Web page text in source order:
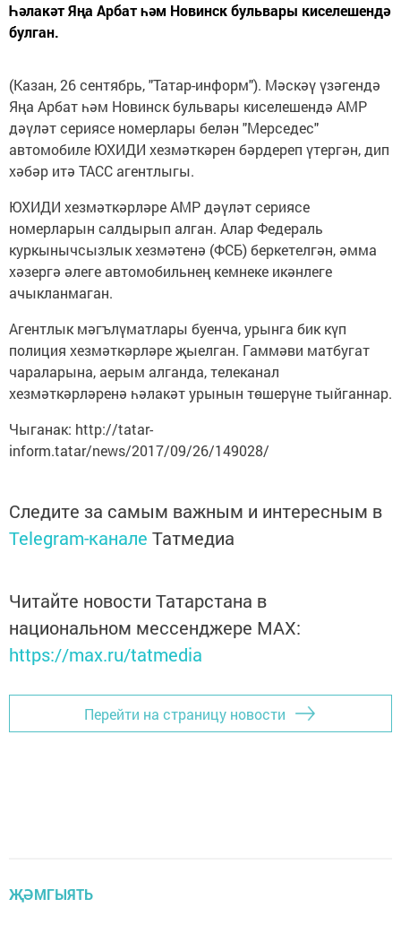
Һәлакәт Яңа Арбат һәм Новинск бульвары киселешендә
булган.
(Казан, 26 сентябрь, "Татар-информ"). Мәскәү үзәгендә
Яңа Арбат һәм Новинск бульвары киселешендә АМР
дәүләт сериясе номерлары белән "Мерседес"
автомобиле ЮХИДИ хезмәткәрен бәрдереп үтергән, дип
хәбәр итә ТАСС агентлыгы.
ЮХИДИ хезмәткәрләре АМР дәүләт сериясе
номерларын салдырып алган. Алар Федераль
куркынычсызлык хезмәтенә (ФСБ) беркетелгән, әмма
хәзергә әлеге автомобильнең кемнеке икәнлеге
ачыкланмаган.
Агентлык мәгълүматлары буенча, урынга бик күп
полиция хезмәткәрләре җыелган. Гаммәви матбугат
чараларына, аерым алганда, телеканал
хезмәткәрләренә һәлакәт урынын төшерүне тыйганнар.
Чыганак: http://tatar-
inform.tatar/news/2017/09/26/149028/
Следите за самым важным и интересным в
Telegram-канале Татмедиа
Читайте новости Татарстана в
национальном мессенджере MАХ:
https://max.ru/tatmedia
Перейти на страницу новости
ҖӘМГЫЯТЬ